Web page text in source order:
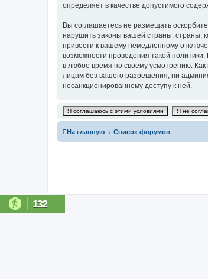
определяет в качестве допустимого
Вы соглашаетесь не размещать
нарушить законы вашей страны, страны,
привести к вашему немедленному
возможности проведения такой
в любое время по своему усмотрению.
лицам без вашего разрешения, ни
несанкционированному доступу к ней.
На главную Список форумов
132